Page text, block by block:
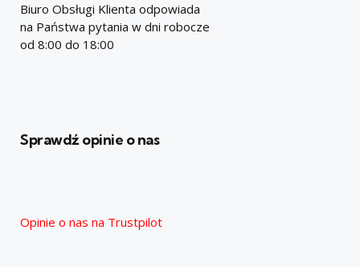
Biuro Obsługi Klienta odpowiada
na Państwa pytania w dni robocze
od 8:00 do 18:00
Sprawdź opinie o nas
Opinie o nas na Trustpilot